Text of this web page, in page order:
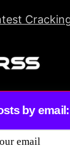
by email: